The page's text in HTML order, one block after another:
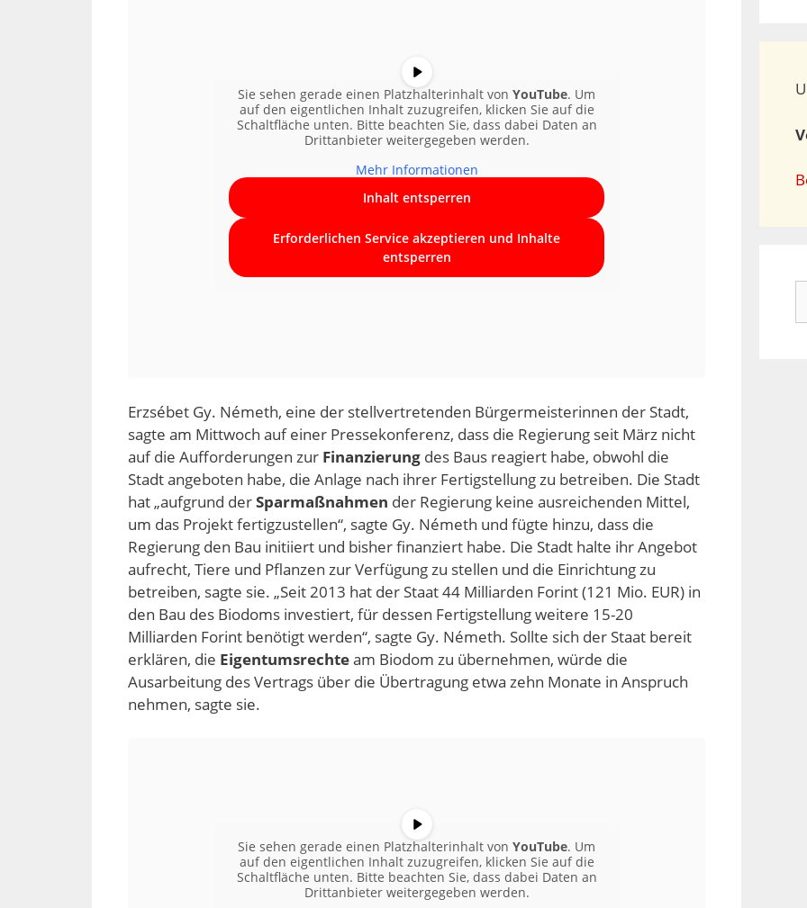
Sie sehen gerade einen Platzhalterinhalt von YouTube. Um
auf den eigentlichen Inhalt zuzugreifen, klicken Sie auf die
Schaltfläche unten. Bitte beachten Sie, dass dabei Daten an
Drittanbieter weitergegeben werden.
Mehr Informationen
Inhalt entsperren
Erforderlichen Service akzeptieren und Inhalte
entsperren
Erzsébet Gy. Németh, eine der stellvertretenden Bürgermeisterinnen der Stadt,
sagte am Mittwoch auf einer Pressekonferenz, dass die Regierung seit März nicht
auf die Aufforderungen zur Finanzierung des Baus reagiert habe, obwohl die
Stadt angeboten habe, die Anlage nach ihrer Fertigstellung zu betreiben. Die Stadt
hat „aufgrund derSparmaßnahmen der Regierung keine ausreichenden Mittel,
um das Projekt fertigzustellen“, sagte Gy. Németh und fügte hinzu, dass die
Regierung den Bau initiiert und bisher finanziert habe. Die Stadt halte ihr Angebot
aufrecht, Tiere und Pflanzen zur Verfügung zu stellen und die Einrichtung zu
betreiben, sagte sie. „Seit 2013 hat der Staat 44 Milliarden Forint (121 Mio. EUR) in
den Bau des Biodoms investiert, für dessen Fertigstellung weitere 15-20
Milliarden Forint benötigt werden“, sagte Gy. Németh. Sollte sich der Staat bereit
erklären, die Eigentumsrechteam Biodom zu übernehmen, würde die
Ausarbeitung des Vertrags über die Übertragung etwa zehn Monate in Anspruch
nehmen, sagte sie.
Sie sehen gerade einen Platzhalterinhalt von YouTube. Um
auf den eigentlichen Inhalt zuzugreifen, klicken Sie auf die
Schaltfläche unten. Bitte beachten Sie, dass dabei Daten an
Drittanbieter weitergegeben werden.